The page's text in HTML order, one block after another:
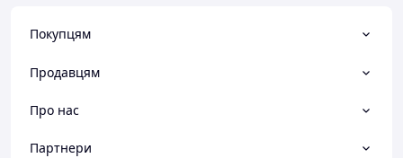
Покупцям
Продавцям
Про нас
Партнери